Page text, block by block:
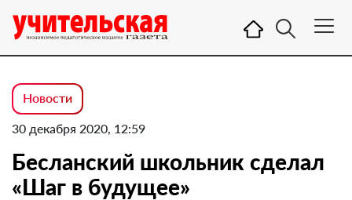
Новости
30 декабря 2020, 12:59
Бесланский школьник сделал
«Шаг в будущее»